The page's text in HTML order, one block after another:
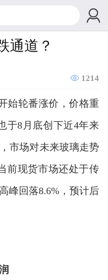

通道？
 1214
始轮番涨价，价格重
于8月底创下近4年来
市场对未来玻璃走势
前现货市场还处于传
峰回落8.6%，预计后